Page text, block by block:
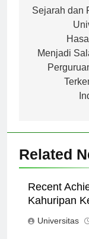
pos
Sejarah dan
Menjadi
Related
Recent
Kahuripan
Universitas